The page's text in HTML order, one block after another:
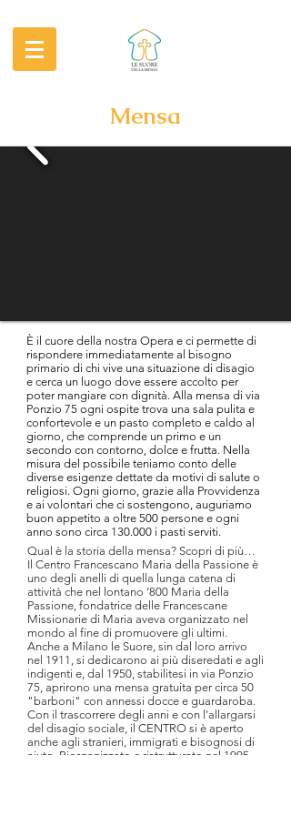
Mensa
Qual è la storia della mensa? Scopri di più…
Il Centro Francescano Maria della Passione è
uno degli anelli di quella lunga catena di
attività che nel lontano ‘800 Maria della
Passione, fondatrice delle Francescane
Missionarie di Maria aveva organizzato nel
mondo al fine di promuovere gli ultimi.
Anche a Milano le Suore, sin dal loro arrivo
nel 1911, si dedicarono ai più diseredati e agli
indigenti e, dal 1950, stabilitesi in via Ponzio
75, aprirono una mensa gratuita per circa 50
"barboni" con annessi docce e guardaroba.
Con il trascorrere degli anni e con l'allargarsi
del disagio sociale, il CENTRO si è aperto
anche agli stranieri, immigrati e bisognosi di
aiuto. Riorganizzato e ristrutturato nel 1995
È il cuore della nostra Opera e ci permette di
rispondere immediatamente al bisogno
primario di chi vive una situazione di disagio
e cerca un luogo dove essere accolto per
poter mangiare con dignità. Alla mensa di via
Ponzio 75 ogni ospite trova una sala pulita e
confortevole e un pasto completo e caldo al
giorno, che comprende un primo e un
secondo con contorno, dolce e frutta. Nella
misura del possibile teniamo conto delle
diverse esigenze dettate da motivi di salute o
religiosi. Ogni giorno, grazie alla Provvidenza
e ai volontari che ci sostengono, auguriamo
buon appetito a oltre 500 persone e ogni
anno sono circa 130.000 i pasti serviti.